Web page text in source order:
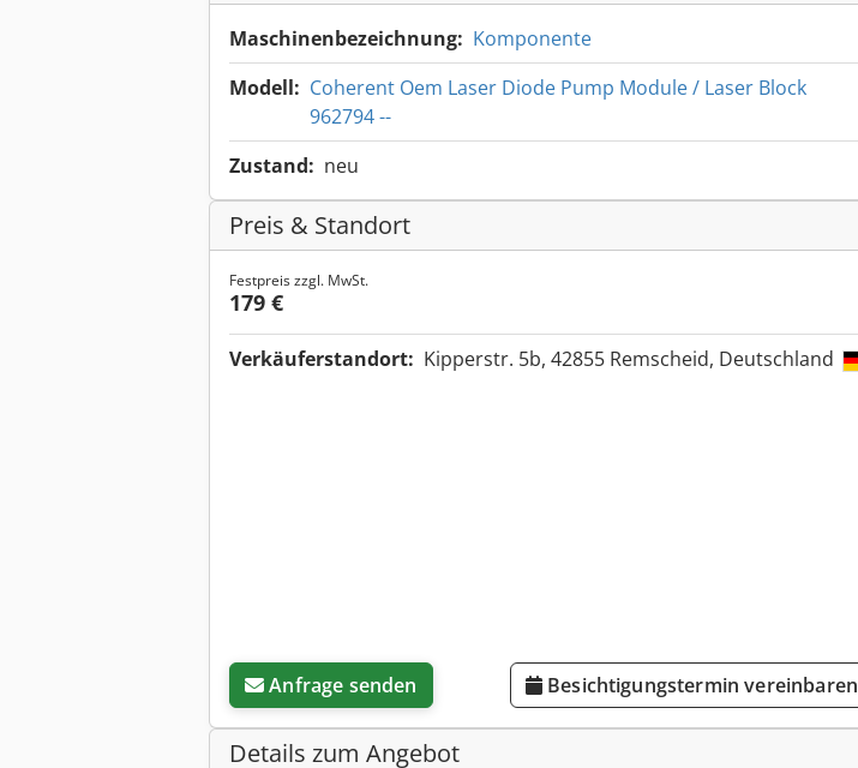
Maschinenbezeichnung: Komponente
Modell: Coherent Oem Laser Diode Pump Module / Laser Block
962794 --
Zustand: neu
Preis & Standort
Festpreis zzgl. MwSt.
179 €
Verkäuferstandort: Kipperstr. 5b, 42855 Remscheid, Deutschland
Anfrage senden Besichtigungstermin vereinbaren
Details zum Angebot